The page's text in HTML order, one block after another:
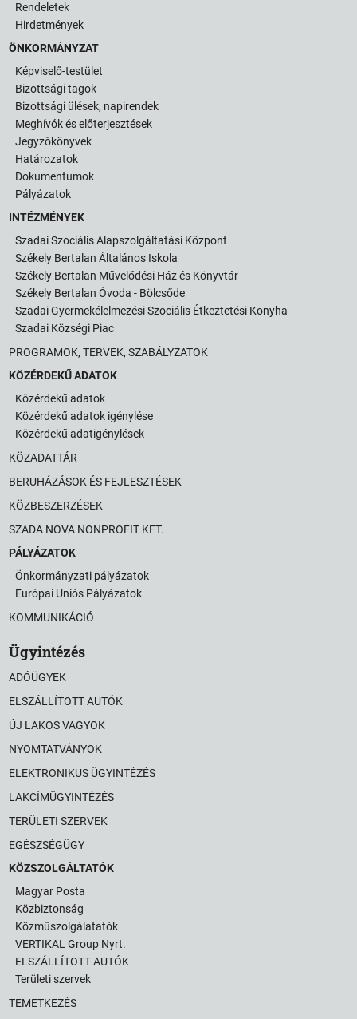
Rendeletek
Hirdetmények
ÖNKORMÁNYZAT
Képviselő-testület
Bizottsági tagok
Bizottsági ülések, napirendek
Meghívók és előterjesztések
Jegyzőkönyvek
Határozatok
Dokumentumok
Pályázatok
INTÉZMÉNYEK
Szadai Szociális Alapszolgáltatási Központ
Székely Bertalan Általános Iskola
Székely Bertalan Művelődési Ház és Könyvtár
Székely Bertalan Óvoda - Bölcsőde
Szadai Gyermekélelmezési Szociális Étkeztetési Konyha
Szadai Községi Piac
PROGRAMOK, TERVEK, SZABÁLYZATOK
KÖZÉRDEKŰ ADATOK
Közérdekű adatok
Közérdekű adatok igénylése
Közérdekű adatigénylések
KÖZADATTÁR
BERUHÁZÁSOK ÉS FEJLESZTÉSEK
KÖZBESZERZÉSEK
SZADA NOVA NONPROFIT KFT.
PÁLYÁZATOK
Önkormányzati pályázatok
Európai Uniós Pályázatok
KOMMUNIKÁCIÓ
Ügyintézés
ADÓÜGYEK
ELSZÁLLÍTOTT AUTÓK
ÚJ LAKOS VAGYOK
NYOMTATVÁNYOK
ELEKTRONIKUS ÜGYINTÉZÉS
LAKCÍMÜGYINTÉZÉS
TERÜLETI SZERVEK
EGÉSZSÉGÜGY
KÖZSZOLGÁLTATÓK
Magyar Posta
Közbiztonság
Közműszolgálatatók
VERTIKAL Group Nyrt.
ELSZÁLLÍTOTT AUTÓK
Területi szervek
TEMETKEZÉS